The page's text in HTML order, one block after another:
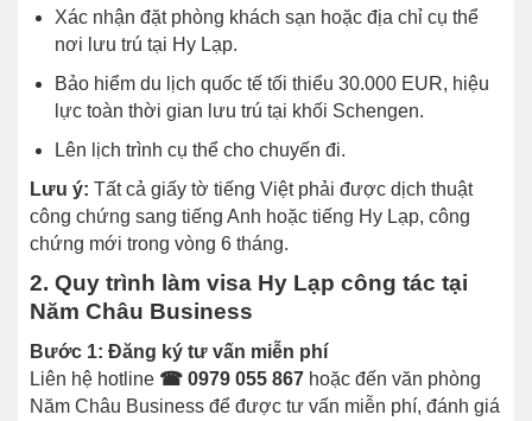
Xác nhận đặt phòng khách sạn hoặc địa chỉ cụ thể
nơi lưu trú tại Hy Lạp.
Bảo hiểm du lịch quốc tế tối thiểu 30.000 EUR, hiệu
lực toàn thời gian lưu trú tại khối Schengen.
Lên lịch trình cụ thể cho chuyến đi.
Lưu ý: Tất cả giấy tờ tiếng Việt phải được dịch thuật
công chứng sang tiếng Anh hoặc tiếng Hy Lạp, công
chứng mới trong vòng 6 tháng.
2. Quy trình làm visa Hy Lạp công tác tại
Năm Châu Business
Bước 1: Đăng ký tư vấn miễn phí
Liên hệ hotline ☎ 0979 055 867 hoặc đến văn phòng
Năm Châu Business để được tư vấn miễn phí, đánh giá